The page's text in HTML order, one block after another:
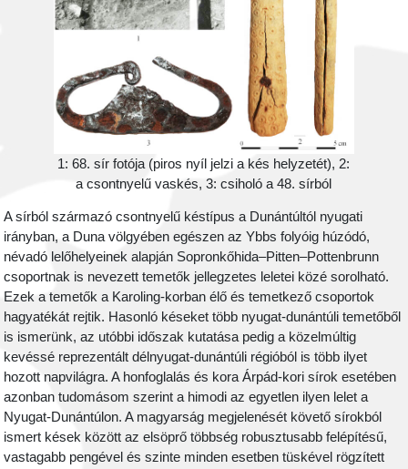
1: 68. sír fotója (piros nyíl jelzi a kés helyzetét), 2:
a csontnyelű vaskés, 3: csiholó a 48. sírból
A sírból származó csontnyelű késtípus a Dunántúltól nyugati
irányban, a Duna völgyében egészen az Ybbs folyóig húzódó,
névadó lelőhelyeinek alapján Sopronkőhida–Pitten–Pottenbrunn
csoportnak is nevezett temetők jellegzetes leletei közé sorolható.
Ezek a temetők a Karoling-korban élő és temetkező csoportok
hagyatékát rejtik. Hasonló késeket több nyugat-dunántúli temetőből
is ismerünk, az utóbbi időszak kutatása pedig a közelmúltig
kevéssé reprezentált délnyugat-dunántúli régióból is több ilyet
hozott napvilágra. A honfoglalás és kora Árpád-kori sírok esetében
azonban tudomásom szerint a himodi az egyetlen ilyen lelet a
Nyugat-Dunántúlon. A magyarság megjelenését követő sírokból
ismert kések között az elsöprő többség robusztusabb felépítésű,
vastagabb pengével és szinte minden esetben tüskével rögzített